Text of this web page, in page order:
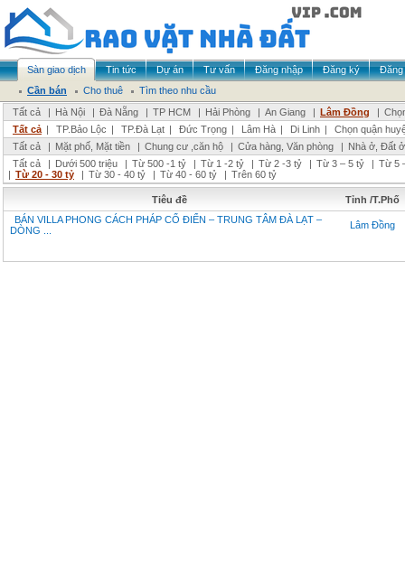
Sàn giao dịch Tin tức Dự án Tư vấn Đăng nhập Đăng ký
Đăng
Cần bán
Cho thuê
Tìm theo nhu cầu
Tất cả
| Hà Nội | Đà Nẵng | TP HCM | Hải Phòng | An Giang | Lâm Đồng |
Tất cả | TP.Bảo Lộc | TP.Đà Lạt | Đức Trọng | Lâm Hà | Di Linh |
Chọn quận
Tất cả
| Mặt phố, Mặt tiền | Chung cư ,căn hộ | Cửa hàng, Văn phòng | Nhà ở, Đất ở
Tất cả
| Dưới 500 triệu | Từ 500 -1 tỷ | Từ 1 -2 tỷ | Từ 2 -3 tỷ | Từ 3 – 5 tỷ | Từ 5
| Từ 20 - 30 tỷ | Từ 30 - 40 tỷ | Từ 40 - 60 tỷ | Trên 60 tỷ
Tiêu đề
Tỉnh /T.Phố
BÁN VILLA PHONG CÁCH PHÁP CỔ ĐIỂN – TRUNG TÂM ĐÀ LẠT –
DÒNG ...
Lâm Đồng